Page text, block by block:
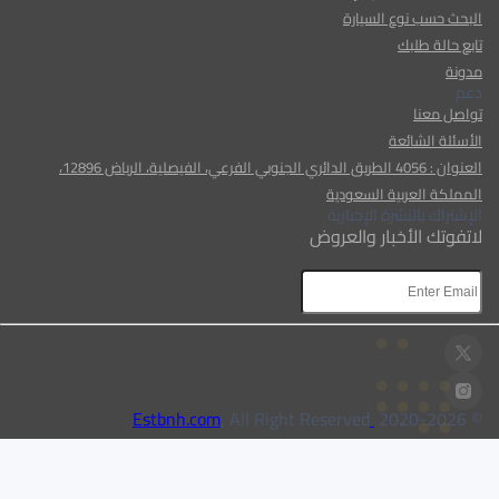
البحث حسب نوع السيارة
تابع حالة طلبك
مدونة
دعم
تواصل معنا
الأسئلة الشائعة
العنوان : 4056 الطريق الدائري الجنوبي الفرعي، الفيصلية، الرياض 12896،
المملكة العربية السعودية
الإشتراك بالنشرة الإخبارية
لاتفوتك الأخبار والعروض
© 2020-
2026
Estbnh.com
, All Right Reserved